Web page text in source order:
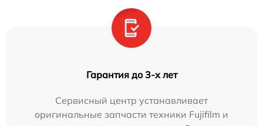
Гарантия до 3-х лет
Сервисный центр устанавливает
оригинальные запчасти техники Fujifilm и